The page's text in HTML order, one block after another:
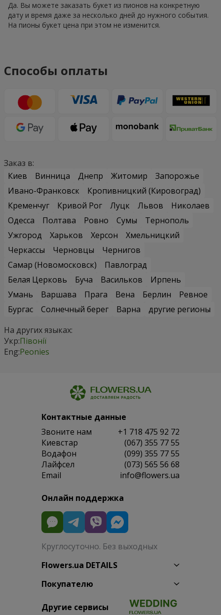
Да. Вы можете заказать букет из пионов на конкретную
дату и время даже за несколько дней до нужного события.
На пионы букет цена при этом не изменится.
Способы оплаты
Заказ в:
Киев
Винница Днепр Житомир
Запорожье
Ивано-Франковск
Кропивницкий (Кировоград)
Кременчуг
Кривой Рог Луцк Львов
Николаев
Одесса
Полтава Ровно Сумы
Тернополь
Ужгород
Харьков Херсон
Хмельницкий
Черкассы
Черновцы
Чернигов
Самар (Новомосковск)
Павлоград
Белая Церковь
Буча Васильков
Ирпень
Умань
Варшава Прага Вена Берлин
Ревное
Бургас
Солнечный берег Варна
другие регионы
На других языках:
Укр:Півонії
Eng:Peonies
Контактные данные
Звоните нам
+1 718 475 92 72
Киевстар
(067) 355 77 55
Водафон
(099) 355 77 55
Лайфсел
(073) 565 56 68
Email
info@flowers.ua
Онлайн поддержка
Круглосуточно. Без выходных
Flowers.ua DETAILS
Покупателю
Другие сервисы